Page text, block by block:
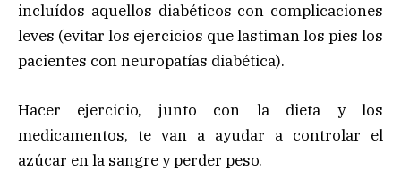
incluídos aquellos diabéticos con complicaciones
leves (evitar los ejercicios que lastiman los pies los
pacientes con neuropatías diabética).
Hacer ejercicio, junto con la dieta y los
medicamentos, te van a ayudar a controlar el
azúcar en la sangre y perder peso.